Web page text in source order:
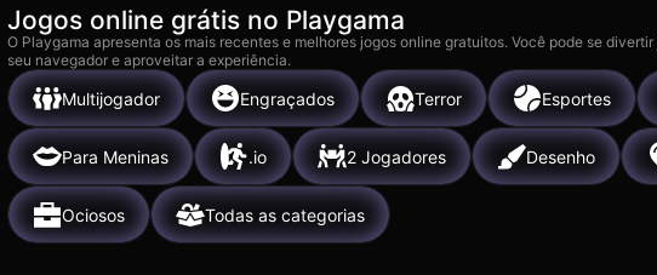
Jogos online grátis no Playgama
O Playgama apresenta os mais recentes e melhores jogos online gratuitos. Você pode se
seu navegador e aproveitar a experiência.
Multijogador Engraçados Terror Esportes
Para Meninas .io 2 Jogadores Desenho
Ociosos Todas as categorias